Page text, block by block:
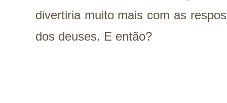
divertiria muito mais com as
dos deuses. E então?